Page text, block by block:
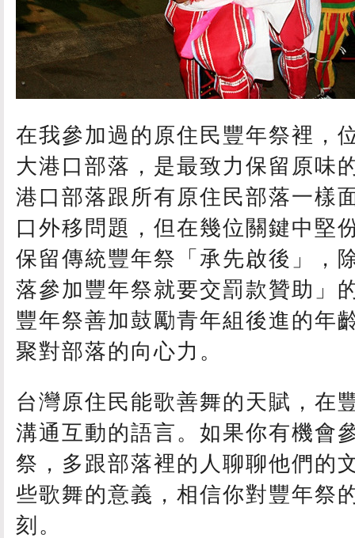
在我參加過的原住民豐年祭裡，
大港口部落，是最致力保留原味
港口部落跟所有原住民部落一樣
口外移問題，但在幾位關鍵中堅
保留傳統豐年祭「承先啟後」，
落參加豐年祭就要交罰款贊助」
豐年祭善加鼓勵青年組後進的年
聚對部落的向心力。
台灣原住民能歌善舞的天賦，在
溝通互動的語言。如果你有機會
祭，多跟部落裡的人聊聊他們的
些歌舞的意義，相信你對豐年祭
刻。